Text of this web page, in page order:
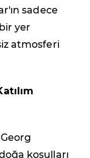
sadece
yer
atmosferi
koşulları